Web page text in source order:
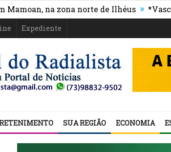
na zona norte de Ilhéus » *Vasco
Expediente
SUA REGIÃO ECONOMIA